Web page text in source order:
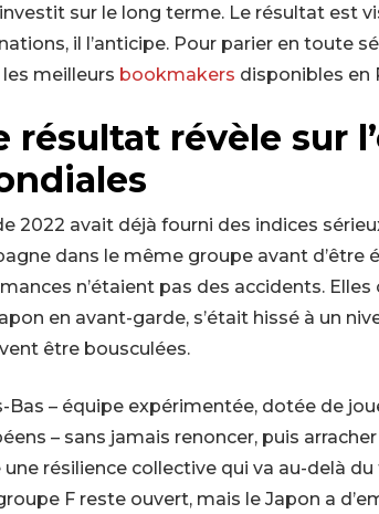
sur le long terme. Le résultat est
il l’anticipe. Pour parier en toute
meilleurs bookmakers disponibles en
résultat révèle sur
2022 avait déjà fourni des indices
dans le même groupe avant d’être
n’étaient pas des accidents.
en avant-garde, s’était hissé à un
être bousculées.
Bas – équipe expérimentée, dotée de
– sans jamais renoncer, puis
résilience collective qui va au-delà du
F reste ouvert, mais le Japon a